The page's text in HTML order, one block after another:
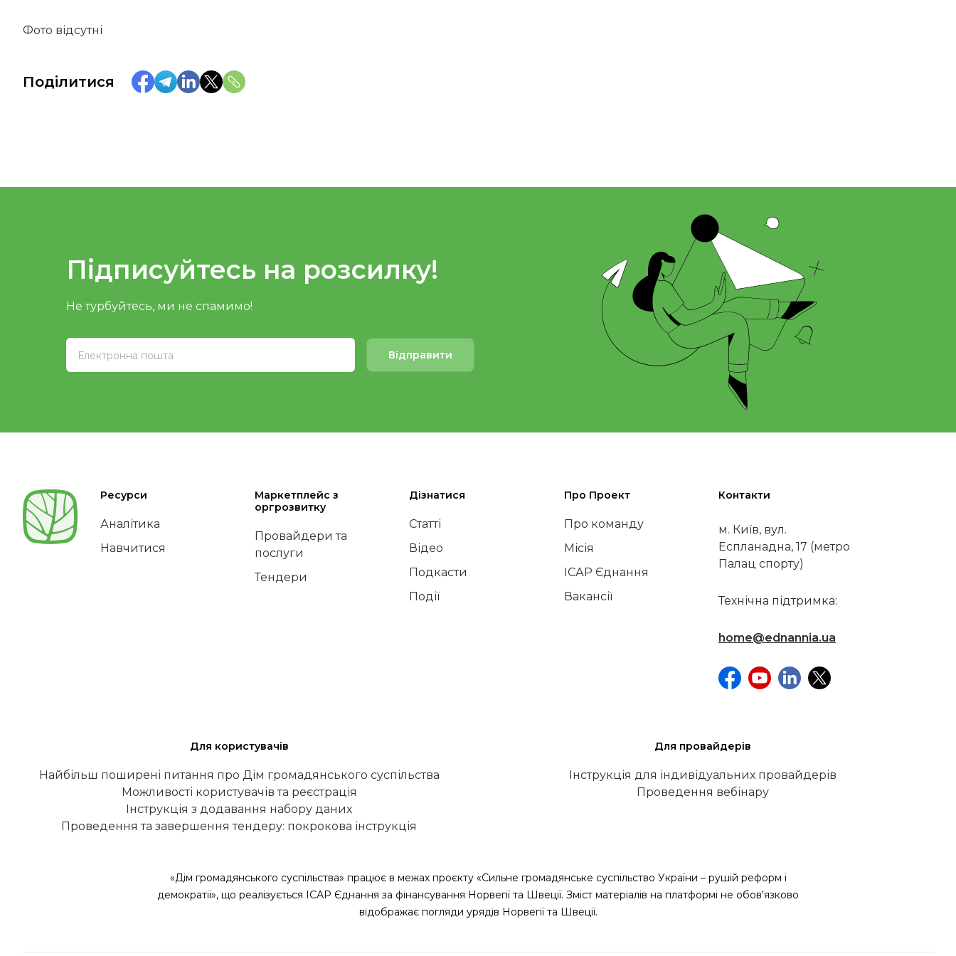
Фото відсутні
Поділитися
Підписуйтесь на розсилку!
Не турбуйтесь, ми не спамимо!
Відправити
Ресурси
Аналітика
Навчитися
Маркетплейс з
оргрозвитку
Провайдери та
послуги
Тендери
Дізнатися
Статті
Відео
Подкасти
Події
Про Проект
Про команду
Місія
ІСАР Єднання
Вакансії
Контакти
м. Київ, вул.
Еспланадна, 17 (метро
Палац спорту)
Технічна підтримка:
home@ednannia.ua
Для користувачів
Найбільш поширені питання про Дім громадянського суспільства
Можливості користувачів та реєстрація
Інструкція з додавання набору даних
Проведення та завершення тендеру: покрокова інструкція
Для провайдерів
Інструкція для індивідуальних провайдерів
Проведення вебінару
«Дім громадянського суспільства» працює в межах проєкту «Сильне громадянське суспільство України – рушій реформ і
демократії», що реалізується ІСАР Єднання за фінансування Норвегії та Швеції. Зміст матеріалів на платформі не обов'язково
відображає погляди урядів Норвегії та Швеції.